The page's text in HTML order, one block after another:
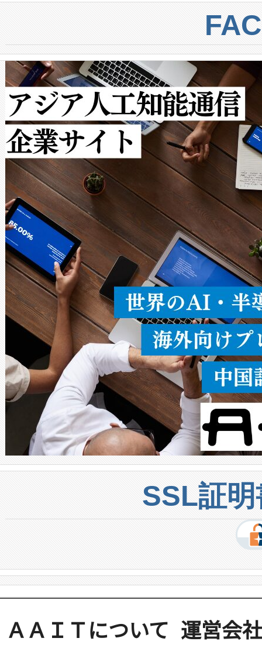
centers. Voltaiqは、ai&のAI
からシステム統合、試運転、
クルの各段階のデータを監視
[…]
トに対して約600メートルに
では、反射率10％のターゲッ
で向上し、最大検知距離は
ットだけで最大1キロメート
ルの変電所周囲を監視でき、
作業と点群処理を簡素化でき
Avia 2は、2種類のFOVオプシ
× 80°のノーマルモード、長
ードを切り替えて使用するこ
ることなく、単一のデバイス
うにします。遠距離まで届く
密度なスキャ […]
SSL証
ＡＡＩＴについて 運営会社